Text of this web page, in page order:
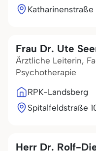
Katharinenstraße
Frau Dr. Ute
Ärztliche Leiterin,
Psychotherapie
RPK-Landsberg
Spitalfeldstraße
Herr Dr. Rolf-